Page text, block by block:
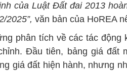
của Luật Đất đai 2013
2025”, văn bản của HoREA
phân tích về các tác động
Đầu tiên, bảng giá đất
giá đất hiện hành, nhưng